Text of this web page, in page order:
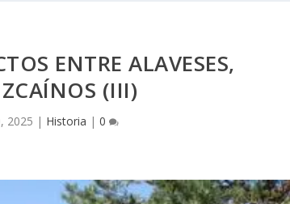
ENTRE ALAVESES,
(III)
2025 | Historia | 0